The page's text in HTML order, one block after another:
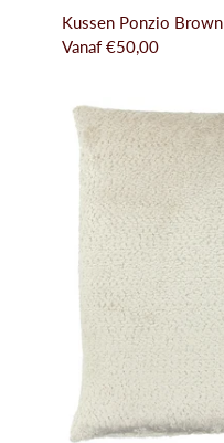
Kussen Ponzio Brown
Vanaf €50,00